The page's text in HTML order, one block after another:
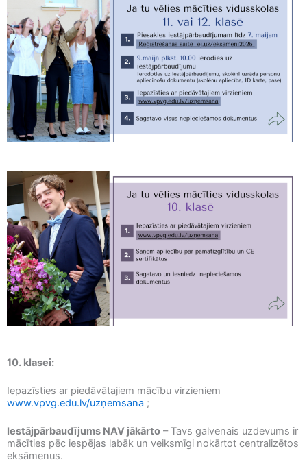
10. klasei:
Iepazīsties ar piedāvātajiem mācību virzieniem
www.vpvg.edu.lv/uzņemsana ;
Iestājpārbaudījums NAV jākārto– Tavs galvenais uzdevums ir
mācīties pēc iespējas labāk un veiksmīgi nokārtot centralizētos
eksāmenus.